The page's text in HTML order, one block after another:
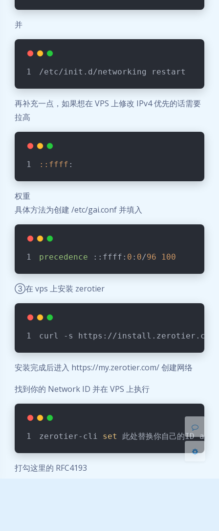
夜间模式
并
/etc/init.d/networking restart
再补充一点，如果想在 VPS 上修改 IPv4 优先的话需要
拉高
::ffff :
权重
具体方法为创建 /etc/gai.conf 并填入
precedence ::ffff: 0 : 0/96 100
③在 vps 上安装 zerotier
curl -s https://install.zerotier.com/
安装完成后进入 https://my.zerotier.com/ 创建网络
找到你的 Network ID 并在 VPS 上执行
zerotier-cli set 此处替换你自己的ID
打勾这里的 RFC4193